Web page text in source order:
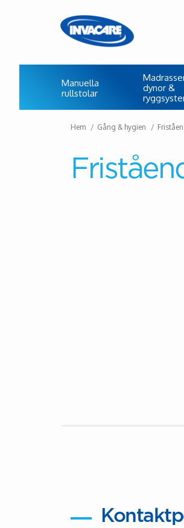
Manuella
rullstolar
dynor &
Hem Gång & hygien